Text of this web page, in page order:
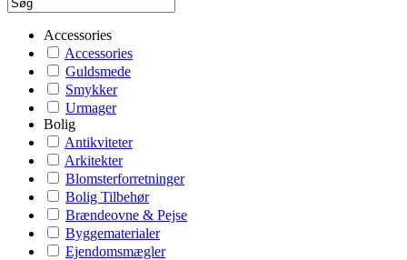
Accessories
Accessories
Guldsmede
Smykker
Urmager
Bolig
Antikviteter
Arkitekter
Blomsterforretninger
Bolig Tilbehør
Brændeovne & Pejse
Byggematerialer
Ejendomsmægler